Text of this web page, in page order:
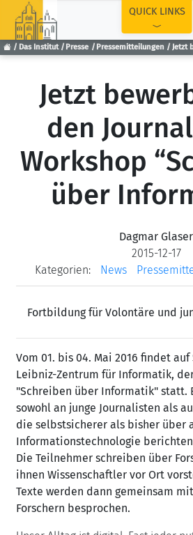
Das Institut Presse Pressemitteilungen
QUICK LINKS
Jetzt
den
Workshop
über
Dagmar Glaser
2015-12-17
Kategorien:
News
Fortbildung für Volontäre und
Vom 01. bis 04. Mai 2016 findet auf
Leibniz-Zentrum für Informatik,
"Schreiben über Informatik" statt.
sowohl an junge Journalisten als
die selbstsicherer als bisher über
Informationstechnologie
Die Teilnehmer schreiben über
ihnen Wissenschaftler vor Ort
Texte werden dann gemeinsam
Forschern besprochen.